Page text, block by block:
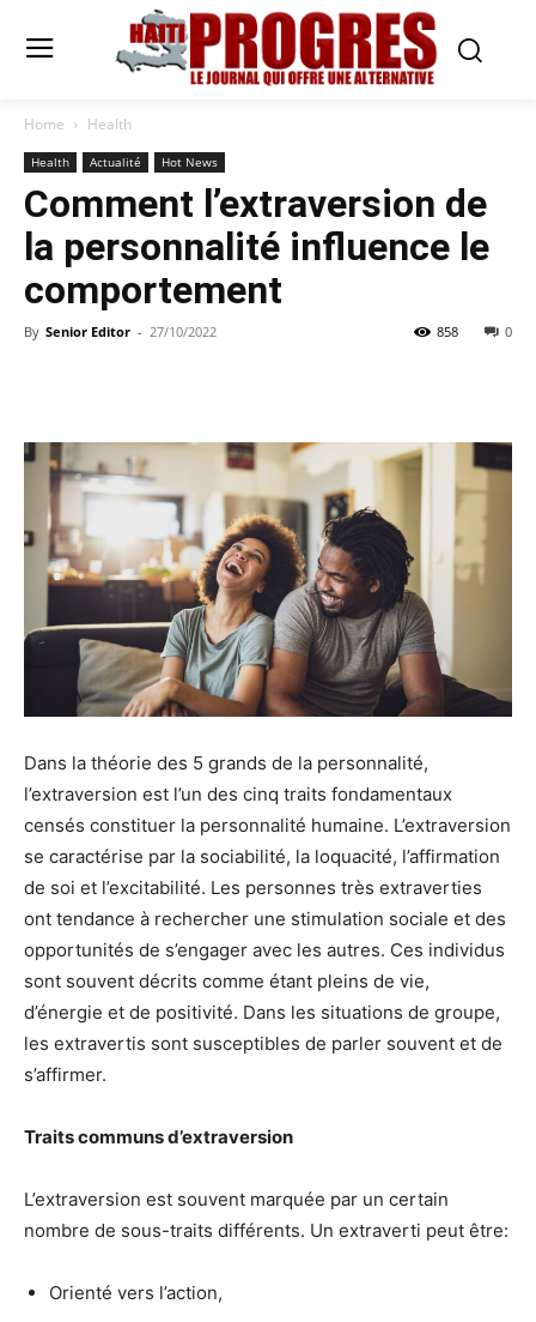
Home Health
Health Actualité Hot News
Comment l’extraversion de
la personnalité influence le
comportement
By Senior Editor - 27/10/2022 0
858
Dans la théorie des 5 grands de la personnalité,
l’extraversion est l’un des cinq traits fondamentaux
censés constituer la personnalité humaine. L’extraversion
se caractérise par la sociabilité, la loquacité, l’affirmation
de soi et l’excitabilité. Les personnes très extraverties
ont tendance à rechercher une stimulation sociale et des
opportunités de s’engager avec les autres. Ces individus
sont souvent décrits comme étant pleins de vie,
d’énergie et de positivité. Dans les situations de groupe,
les extravertis sont susceptibles de parler souvent et de
s’affirmer.
Traits communs d’extraversion
L’extraversion est souvent marquée par un certain
nombre de sous-traits différents. Un extraverti peut être:
Orienté vers l’action,